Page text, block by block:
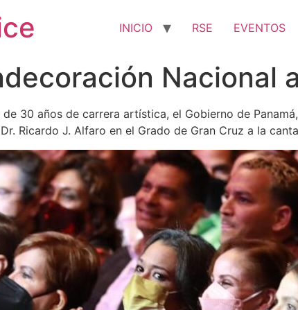
INICIO RSE EVENTOS
Nacional
30 años de carrera artística, el Gobierno de
Ricardo J. Alfaro en el Grado de Gran Cruz a la